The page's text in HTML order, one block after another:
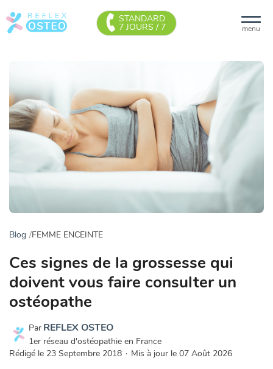
menu
STANDARD
7 JOURS / 7
Blog FEMME ENCEINTE
Ces signes de la grossesse qui
doivent vous faire consulter un
ostéopathe
Par REFLEX OSTEO
1er réseau d'ostéopathie en France
Rédigé le 23 Septembre 2018 · Mis à jour le 07 Août 2026